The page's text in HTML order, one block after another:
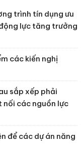
trình tín dụng ưu
lực tăng trưởng
các kiến nghị
sắp xếp phải
nối các nguồn lực
để các dự án năng